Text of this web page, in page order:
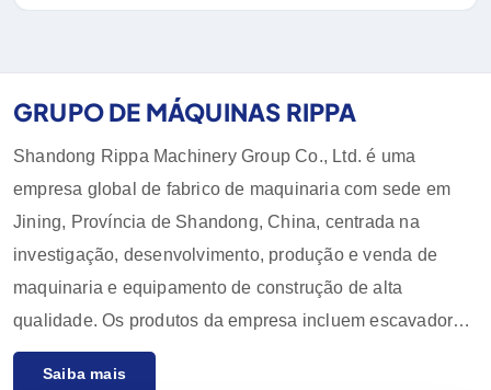
GRUPO DE MÁQUINAS RIPPA
Shandong Rippa Machinery Group Co., Ltd. é uma
empresa global de fabrico de maquinaria com sede em
Jining, Província de Shandong, China, centrada na
investigação, desenvolvimento, produção e venda de
maquinaria e equipamento de construção de alta
qualidade. Os produtos da empresa incluem escavadoras,
carregadoras, empilhadoras, pás carregadoras e os seus
Saiba mais